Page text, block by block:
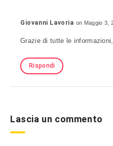
Giovanni Lavoria on Maggio 3,
Grazie di tutte le
Rispondi
Lascia un commento